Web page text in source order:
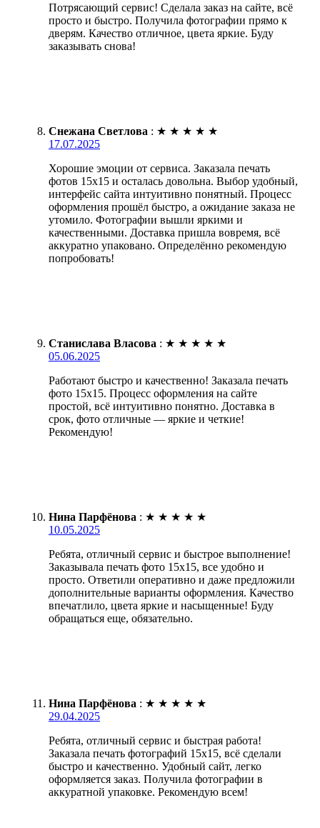
Потрясающий сервис! Сделала заказ на сайте, всё
просто и быстро. Получила фотографии прямо к
дверям. Качество отличное, цвета яркие. Буду
заказывать снова!
Снежана Светлова : ★ ★ ★ ★ ★
17.07.2025
Хорошие эмоции от сервиса. Заказала печать
фотов 15х15 и осталась довольна. Выбор удобный,
интерфейс сайта интуитивно понятный. Процесс
оформления прошёл быстро, а ожидание заказа не
утомило. Фотографии вышли яркими и
качественными. Доставка пришла вовремя, всё
аккуратно упаковано. Определённо рекомендую
попробовать!
Станислава Власова : ★ ★ ★ ★ ★
05.06.2025
Работают быстро и качественно! Заказала печать
фото 15х15. Процесс оформления на сайте
простой, всё интуитивно понятно. Доставка в
срок, фото отличные — яркие и четкие!
Рекомендую!
Нина Парфёнова : ★ ★ ★ ★ ★
10.05.2025
Ребята, отличный сервис и быстрое выполнение!
Заказывала печать фото 15х15, все удобно и
просто. Ответили оперативно и даже предложили
дополнительные варианты оформления. Качество
впечатлило, цвета яркие и насыщенные! Буду
обращаться еще, обязательно.
Нина Парфёнова : ★ ★ ★ ★ ★
29.04.2025
Ребята, отличный сервис и быстрая работа!
Заказала печать фотографий 15х15, всё сделали
быстро и качественно. Удобный сайт, легко
оформляется заказ. Получила фотографии в
аккуратной упаковке. Рекомендую всем!